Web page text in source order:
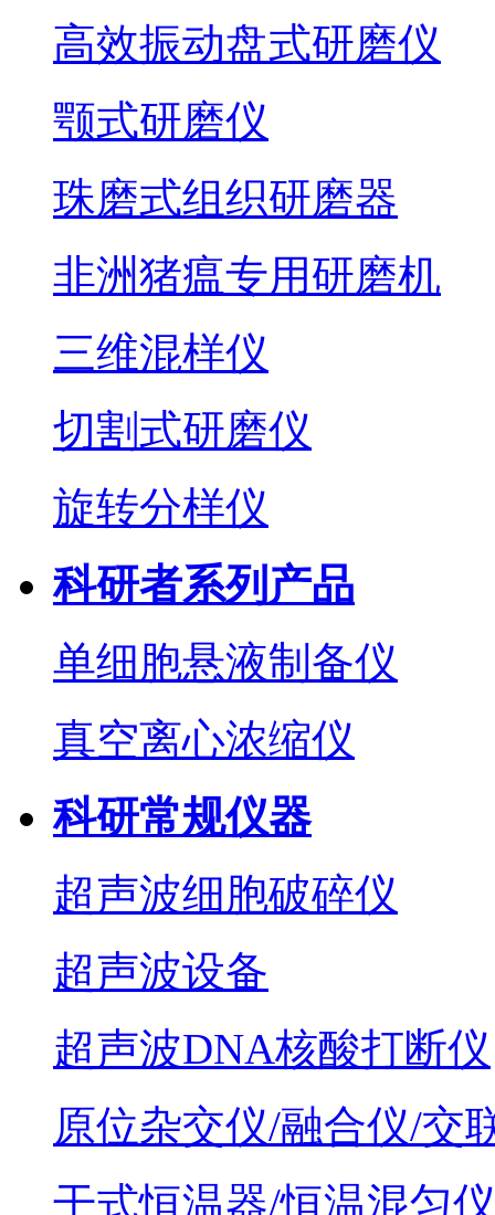
高效振动盘式研磨仪
颚式研磨仪
珠磨式组织研磨器
非洲猪瘟专用研磨机
三维混样仪
切割式研磨仪
旋转分样仪
科研者系列产品
单细胞悬液制备仪
真空离心浓缩仪
科研常规仪器
超声波细胞破碎仪
超声波设备
超声波DNA核酸打断仪
原位杂交仪/融合仪/交
干式恒温器/恒温混匀仪